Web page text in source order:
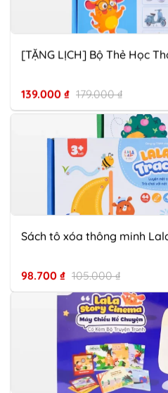
[TẶNG LỊCH] Bộ Thẻ Học
139.000 ₫ 179.000 ₫